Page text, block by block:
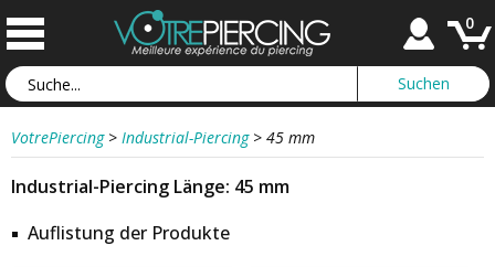
0
VotrePiercing > Industrial-Piercing > 45 mm
Industrial-Piercing Länge: 45 mm
Auflistung der Produkte